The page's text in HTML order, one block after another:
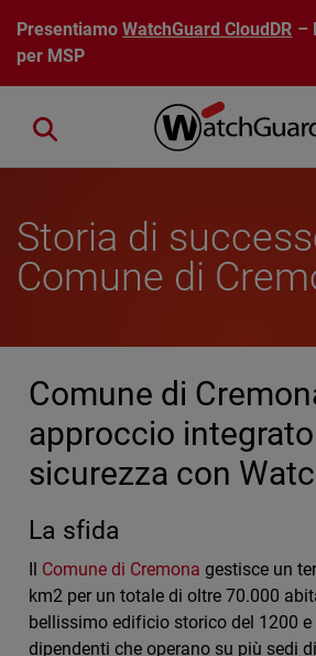
Salta al contenuto principale
PresentiamoWatchGuard CloudDR –
per MSP
Close search
Storia di
Comune di
Comune di
approccio
sicurezza con
La sfida
Il Comune di Cremona gestisce un
km2 per un totale di oltre 70.000
bellissimo edificio storico del 1200
dipendenti che operano su più sedi